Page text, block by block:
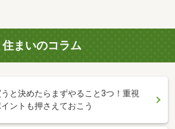
住まいのコラム
と決めたらまずやること3つ！重視
ントも押さえておこう